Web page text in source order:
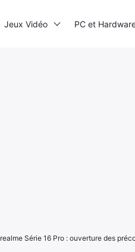
realme Série 16 Pro : ouverture des
Jeux Vidéo PC et